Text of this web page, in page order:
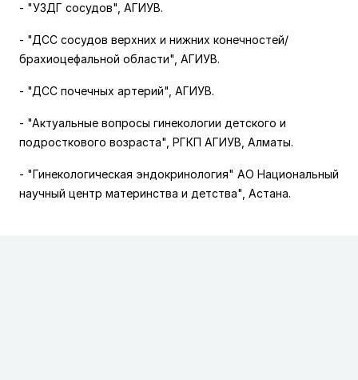
- "УЗДГ сосудов", АГИУВ.
- "ДСС сосудов верхних и нижних конечностей/
брахиоцефальной области", АГИУВ.
- "ДСС почечных артерий", АГИУВ.
- "Актуальные вопросы гинекологии детского и
подросткового возраста", РГКП АГИУВ, Алматы.
- "Гинекологическая эндокринология" АО Национальный
научный центр материнства и детства", Астана.